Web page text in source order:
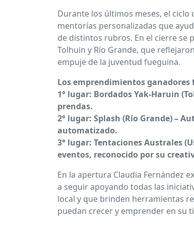
Durante los últimos meses, el
mentorías personalizadas que
de distintos rubros. En el cierre se
Tolhuin y Río Grande, que
empuje de la juventud fueguina.
Los emprendimientos ganadores
1° lugar: Bordados Yak-Haruin
prendas.
2° lugar: Splash (Río Grande) –
automatizado.
3° lugar: Tentaciones Australes
eventos, reconocido por su
En la apertura Claudia Fernández
a seguir apoyando todas las
local y que brinden herramientas
puedan crecer y emprender en su